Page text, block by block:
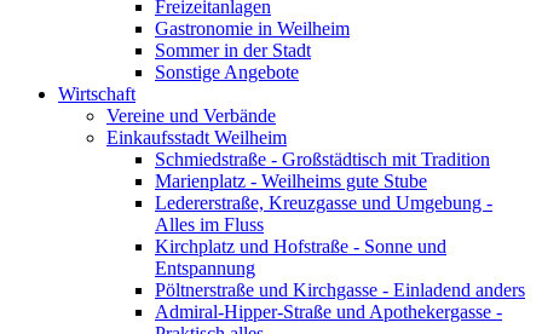
Freizeitanlagen
Gastronomie in Weilheim
Sommer in der Stadt
Sonstige Angebote
Wirtschaft
Vereine und Verbände
Einkaufsstadt Weilheim
Schmiedstraße - Großstädtisch mit Tradition
Marienplatz - Weilheims gute Stube
Ledererstraße, Kreuzgasse und Umgebung -
Alles im Fluss
Kirchplatz und Hofstraße - Sonne und
Entspannung
Pöltnerstraße und Kirchgasse - Einladend anders
Admiral-Hipper-Straße und Apothekergasse -